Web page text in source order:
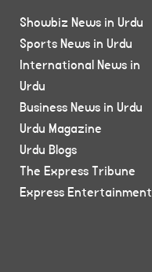
Showbiz News in Urdu
Sports News in Urdu
International News in
Urdu
Business News in Urdu
Urdu Magazine
Urdu Blogs
The Express Tribune
Express Entertainment